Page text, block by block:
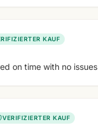
KAUF
on time with no issues
VERIFIZIERTER KAUF